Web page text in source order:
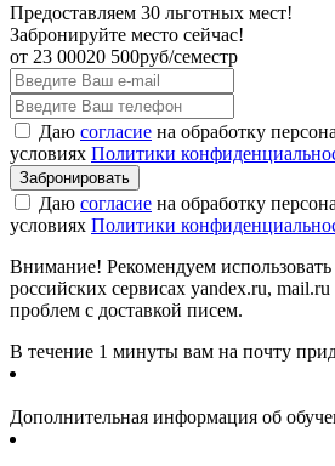
Предоставляем 30 льготных мест!
Забронируйте место сейчас!
от 23 00020 500руб/семестр
Даю согласие на обработку
условиях Политики
Даю согласие на обработку
условиях Политики
Внимание! Рекомендуем использовать
российских сервисах yandex.ru,
проблем с доставкой писем.
В течение 1 минуты вам на почту
Дополнительная информация об